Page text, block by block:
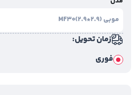
زمان تحویل:
فوری